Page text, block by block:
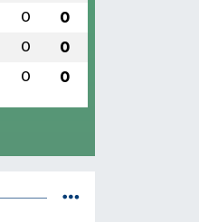
0 0
0 0
0 0